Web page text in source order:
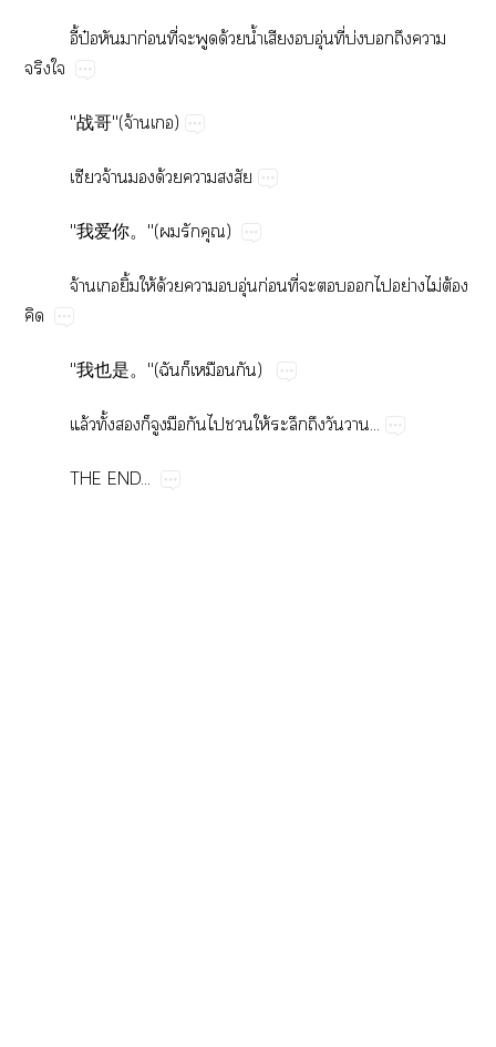
ี้ป๋​​​ก่​ี่​​​ด้​น้ำ​​​ุ่​ี่​บ่​​​​
​
"战哥"(​จ้​)
​จ้​​ด้​​
"我爱你。"(​​​)
จ้​ิ้​ให้​ด้​​​ุ่​ก่​ี่​​​​​ย่​ไม่​ต้​

"我也是。"(​​​​)
ล้​ั้​​​​​​​​ให้​​​​...
THE​END...